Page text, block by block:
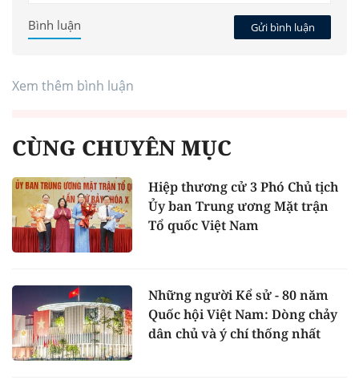
Gửi bình luận
Bình luận
Xem thêm bình luận
CÙNG CHUYÊN MỤC
Hiệp thương cử 3 Phó Chủ tịch
Ủy ban Trung ương Mặt trận
Tổ quốc Việt Nam
Những người Kể sử - 80 năm
Quốc hội Việt Nam: Dòng chảy
dân chủ và ý chí thống nhất